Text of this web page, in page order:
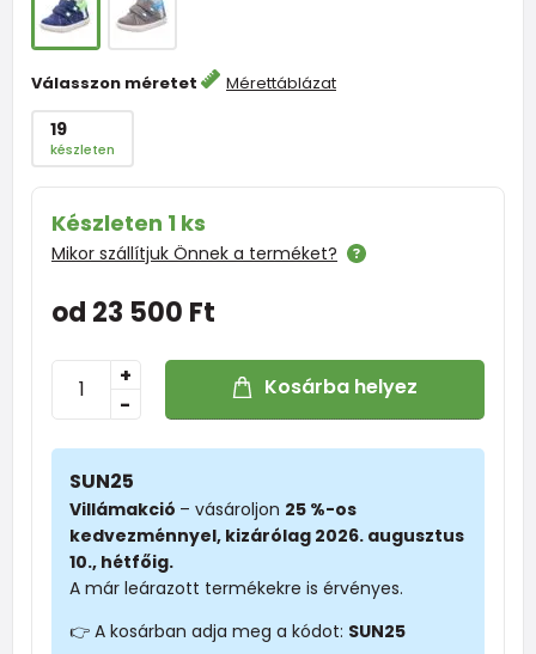
Válasszon méretet Mérettáblázat
19
készleten
Készleten 1 ks
Mikor szállítjuk Önnek a terméket?
od 23 500 Ft
-
+ Kosárba helyez
SUN25
Villámakció – vásároljon 25 %-os
kedvezménnyel, kizárólag 2026. augusztus
10., hétfőig.
A már leárazott termékekre is érvényes.
👉 A kosárban adja meg a kódot: SUN25